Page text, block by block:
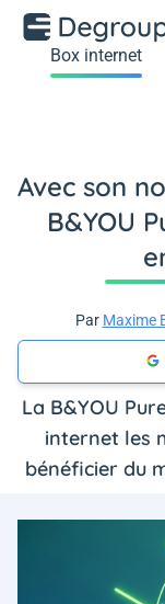
Box internet
Avec son
B&YOU
Par Maxime
La B&YOU
internet les
bénéficier du